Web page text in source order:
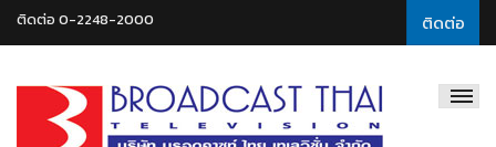
ติดต่อ
ติดต่อ 0-2248-2000